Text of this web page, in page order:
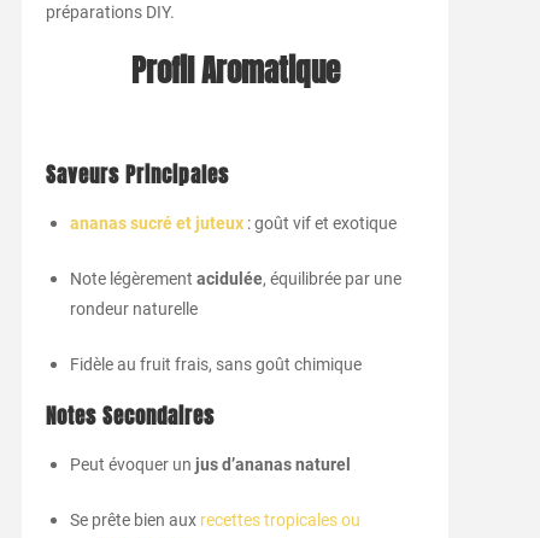
préparations DIY.
Profil Aromatique
Saveurs Principales
ananas sucré et juteux: goût vif et exotique
Note légèrement acidulée, équilibrée par une
rondeur naturelle
Fidèle au fruit frais, sans goût chimique
Notes Secondaires
Peut évoquer un jus d’ananas naturel
Se prête bien aux recettes tropicales ou